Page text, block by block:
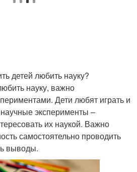
детей любить науку?
науку, важно
Дети любят играть и
эксперименты –
их наукой. Важно
самостоятельно проводить
выводы.